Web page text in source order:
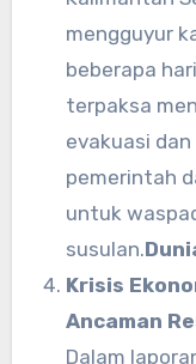
mengguyur
beberapa
terpaksa
evakuasi
pemerintah
untuk
susulan.
Krisis
Ancaman
Dalam